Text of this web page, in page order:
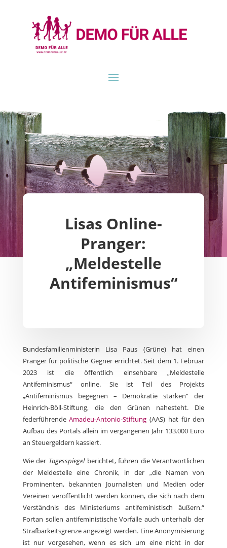
Lisas Online-
Pranger:
„Meldestelle
Antifeminismus“
Bundesfamilienministerin Lisa Paus (Grüne) hat einen
Pranger für politische Gegner errichtet. Seit dem 1. Februar
2023 ist die öffentlich einsehbare „Meldestelle
Antifeminismus“ online. Sie ist Teil des Projekts
„Antifeminismus begegnen – Demokratie stärken“ der
Heinrich-Böll-Stiftung, die den Grünen nahesteht. Die
federführendeAmadeu-Antonio-Stiftung (AAS) hat für den
Aufbau des Portals allein im vergangenen Jahr 133.000 Euro
an Steuergeldern kassiert.
Wie der Tagesspiegelberichtet, führen die Verantwortlichen
der Meldestelle eine Chronik, in der „die Namen von
Prominenten, bekannten Journalisten und Medien oder
Vereinen veröffentlicht werden können, die sich nach dem
Verständnis des Ministeriums antifeministisch äußern.“
Fortan sollen antifeministische Vorfälle auch unterhalb der
Strafbarkeitsgrenze angezeigt werden. Eine Anonymisierung
ist nur vorgesehen, wenn es sich um eine nicht in der